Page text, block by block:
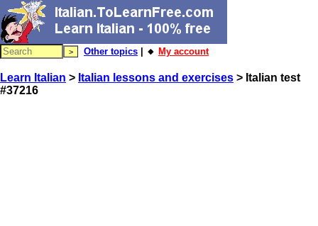
Other topics | 🔸 My account
Learn Italian > Italian lessons and exercises > Italian test
#37216